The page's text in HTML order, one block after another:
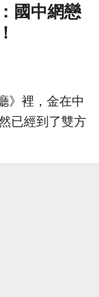
國中網戀
》裡，金在中
已經到了雙方